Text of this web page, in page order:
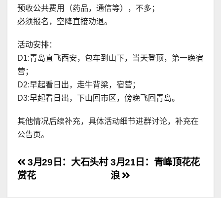
预收公共费用（药品，通信等），不多；
必须报名，空降直接劝退。
活动安排：
D1:青岛直飞西安，包车到山下，当天登顶，第一晚宿
营；
D2:早起看日出，走牛背梁，宿营；
D3:早起看日出，下山回市区，傍晚飞回青岛。
其他情况后续补充，具体活动细节进群讨论，补充在
公告页。
文
章
3月21日：青峰顶花花
浪
3月29日：大石头村
赏花